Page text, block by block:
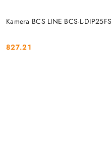
Kamera BCS LINE BCS-L-
Cena:
827.21